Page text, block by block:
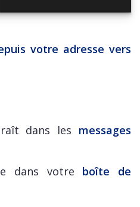
votre adresse vers
dans les messages
dans votre boîte de